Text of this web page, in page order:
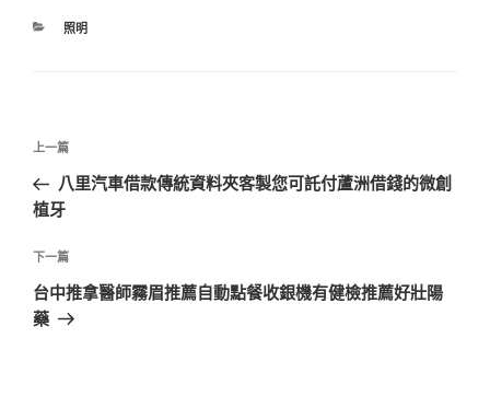
分
照明
文
導
覽
上
一
篇
章
上一篇
八里汽車借款傳統資料夾客製您可託付蘆洲借錢的微創
植牙
下
一
篇
下一篇
台中推拿醫師霧眉推薦自動點餐收銀機有健檢推薦好壯陽
藥